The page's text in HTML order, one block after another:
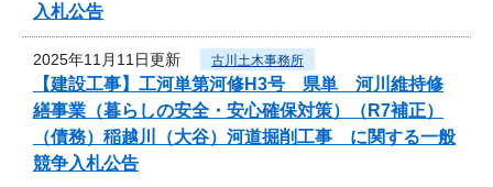
入札公告
2025年11月11日更新 古川土木事務所
【建設工事】工河単第河修H3号 県単 河川維持修
繕事業（暮らしの安全・安心確保対策）（R7補正）
（債務）稲越川（大谷）河道掘削工事 に関する一般
競争入札公告